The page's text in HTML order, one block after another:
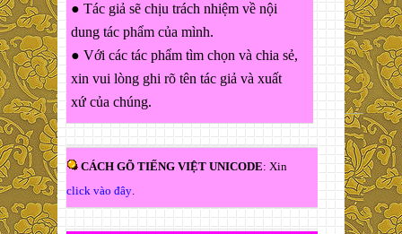
● Tác giả sẽ chịu trách nhiệm về nội
dung tác phẩm của mình.
● Với các tác phẩm tìm chọn và chia sẻ,
xin vui lòng ghi rõ tên tác giả và xuất
xứ của chúng.
CÁCH GÕ TIẾNG VIỆT UNICODE: Xin
click vào đây